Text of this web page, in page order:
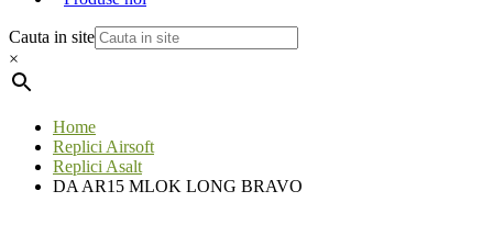
Cauta in site
×
Home
Replici Airsoft
Replici Asalt
DA AR15 MLOK LONG BRAVO